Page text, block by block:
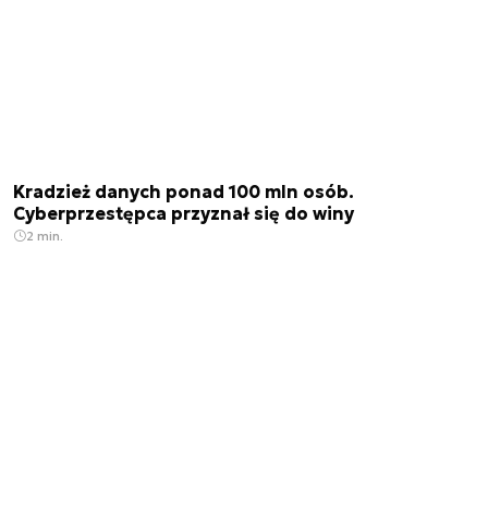
Kradzież danych ponad 100 mln osób.
Cyberprzestępca przyznał się do winy
2 min.